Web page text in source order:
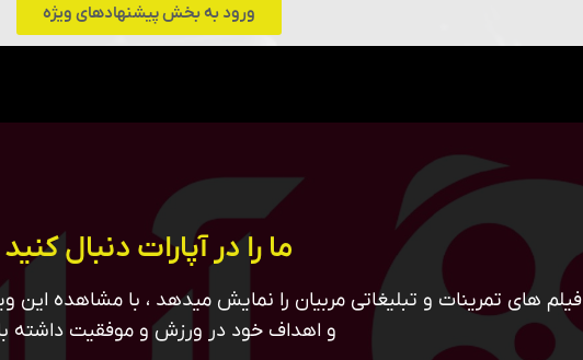
ورود به بخش پیشنهادهای ویژه
ما را در آپارات دنبال کنید
فیلم های تمرینات و تبلیغاتی مربیان را نمایش میدهد ، با مشاهده این
و اهداف خود در ورزش و موفقیت داشته